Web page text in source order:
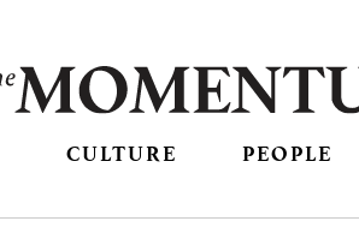
CULTURE PEOPLE